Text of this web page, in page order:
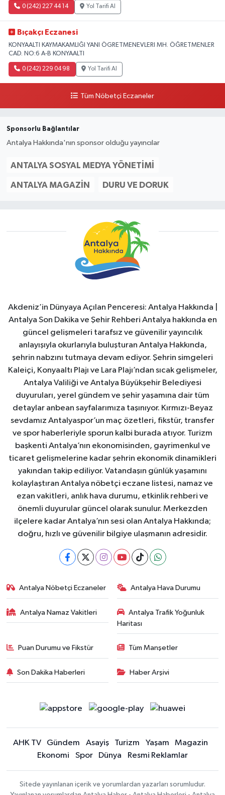
0 (242) 227 44 14 Yol Tarifi Al
Bıçakçı Eczanesi
KONYAALTI KAYMAKAMLIĞI YANI ÖGRETMENEVLERI MH. ÖĞRETMENLER
CAD. NO:6 A-B KONYAALTI
0 (242) 229 04 98 Yol Tarifi Al
Tüm Nöbetçi Eczaneler
Sponsorlu Bağlantılar
Antalya Hakkında'nın sponsor olduğu yayıncılar
ANTALYA SOSYAL MEDYA YÖNETIMI
ANTALYA MAGAZIN DURU VE DORUK
Akdeniz’in Dünyaya Açılan Penceresi: Antalya Hakkında |
Antalya Son Dakika ve Şehir Rehberi Antalya hakkında en
güncel gelişmeleri tarafsız ve güvenilir yayıncılık
anlayışıyla okurlarıyla buluşturan Antalya Hakkında,
şehrin nabzını tutmaya devam ediyor. Şehrin simgeleri
Kaleiçi, Konyaaltı Plajı ve Lara Plajı’ndan sıcak gelişmeler,
Antalya Valiliği ve Antalya Büyükşehir Belediyesi
duyuruları, yerel gündem ve şehir yaşamına dair tüm
detaylar anbean sayfalarımıza taşınıyor. Kırmızı-Beyaz
sevdamız Antalyaspor’un maç özetleri, fikstür, transfer
ve spor haberleriyle sporun kalbi burada atıyor. Turizm
başkenti Antalya’nın ekonomisinden, gayrimenkul ve
ticaret gelişmelerine kadar şehrin ekonomik dinamikleri
yakından takip ediliyor. Vatandaşın günlük yaşamını
kolaylaştıran Antalya nöbetçi eczane listesi, namaz ve
ezan vakitleri, anlık hava durumu, etkinlik rehberi ve
önemli duyurular güncel olarak sunulur. Merkezden
ilçelere kadar Antalya’nın sesi olan Antalya Hakkında;
doğru, hızlı ve güvenilir bilgiye ulaşmanın adresidir.
Antalya Nöbetçi Eczaneler Antalya Hava Durumu
Antalya Namaz Vakitleri
Antalya Trafik Yoğunluk
Haritası
Puan Durumu ve Fikstür Tüm Manşetler
Son Dakika Haberleri Haber Arşivi
AHK TV Gündem Asayiş Turizm Yaşam
Magazin
Ekonomi
Spor Dünya Resmi Reklamlar
Sitede yayınlanan içerik ve yorumlardan yazarları sorumludur.